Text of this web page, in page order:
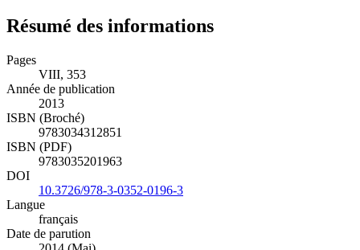
Résumé des informations
Pages
VIII, 353
Année de publication
2013
ISBN (Broché)
9783034312851
ISBN (PDF)
9783035201963
DOI
10.3726/978-3-0352-0196-3
Langue
français
Date de parution